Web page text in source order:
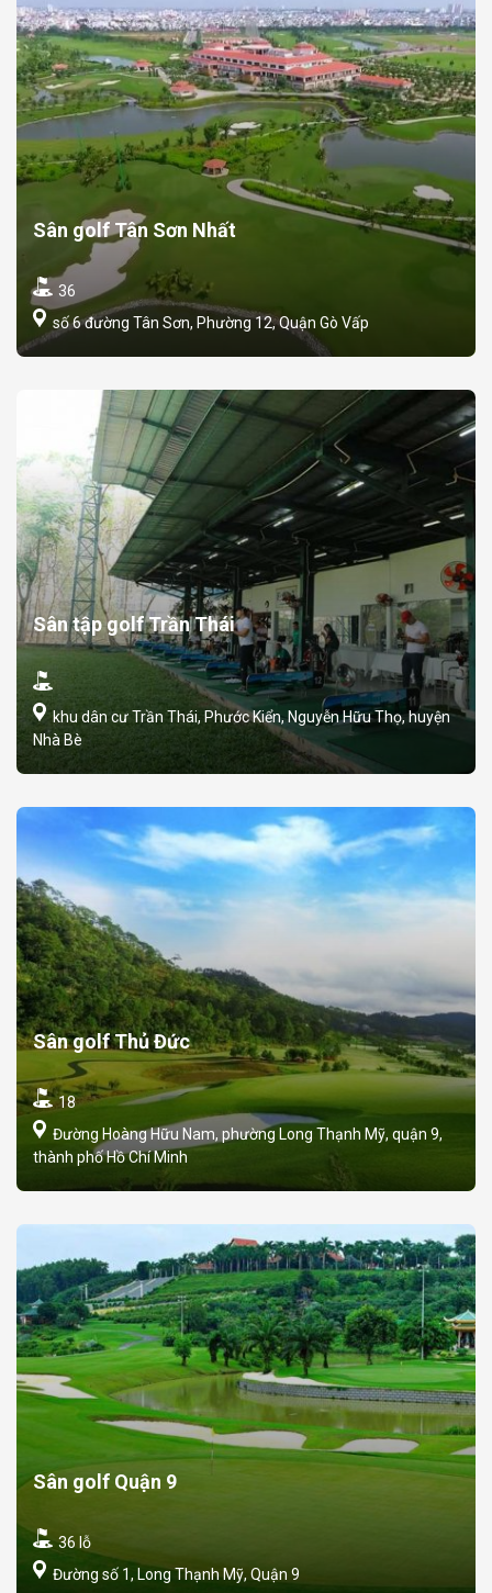
Sân golf Tân Sơn Nhất
36
số 6 đường Tân Sơn, Phường 12, Quận Gò Vấp
Sân tập golf Trần Thái
khu dân cư Trần Thái, Phước Kiển, Nguyễn Hữu Thọ, huyện
Nhà Bè
Sân golf Thủ Đức
18
Đường Hoàng Hữu Nam, phường Long Thạnh Mỹ, quận 9,
thành phố Hồ Chí Minh
Sân golf Quận 9
36 lỗ
Đường số 1, Long Thạnh Mỹ, Quận 9